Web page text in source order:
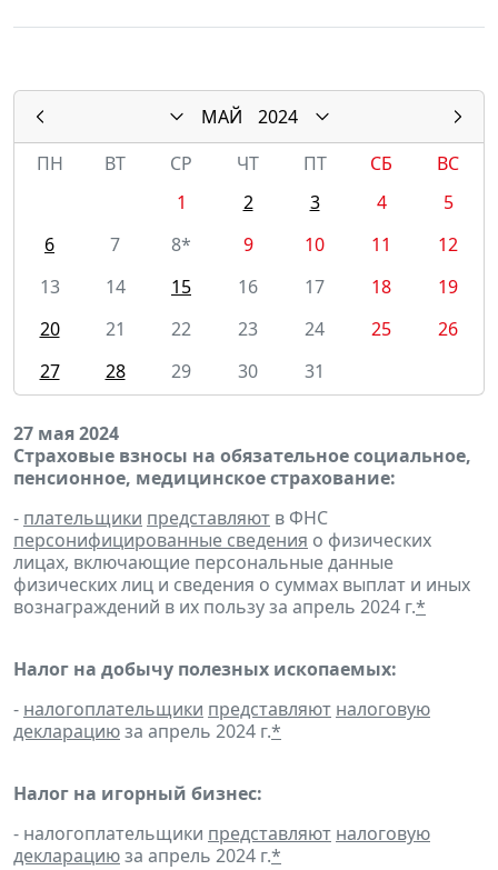
МАЙ
2024
ПН
ВТ СР ЧТ ПТ СБ
ВС
1
2 3 4
5
6
7 8* 9 10 11
12
13
14 15 16 17 18
19
20
21 22 23 24 25
26
27
28 29 30 31
27 мая 2024
Страховые взносы на обязательное социальное,
пенсионное, медицинское страхование:
- плательщики представляют в ФНС
персонифицированные сведения о физических
лицах, включающие персональные данные
физических лиц и сведения о суммах выплат и иных
вознаграждений в их пользу за апрель 2024 г.*
Налог на добычу полезных ископаемых:
- налогоплательщики представляют налоговую
декларациюза апрель 2024 г.*
Налог на игорный бизнес:
- налогоплательщики представляют налоговую
декларациюза апрель 2024 г.*